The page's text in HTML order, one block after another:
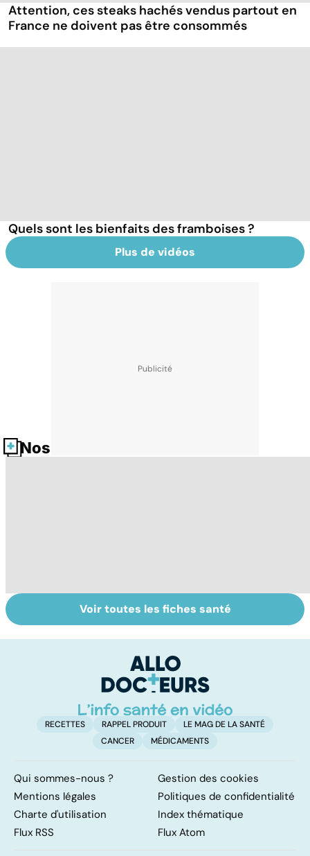
Attention, ces steaks hachés vendus partout en
France ne doivent pas être consommés
Quels sont les bienfaits des framboises ?
Plus de vidéos
Nos fiches santé
Tout savoir sur
les infections
Inflammation des
amygdales : que
d'angine ?
Voir toutes les fiches santé
RECETTES RAPPEL PRODUIT
LE MAG DE LA SANTÉ
CANCER
MÉDICAMENTS
Qui sommes-nous ?
Gestion des cookies
Mentions légales
Politiques de confidentialité
Charte d'utilisation
Index thématique
Flux RSS
Flux Atom